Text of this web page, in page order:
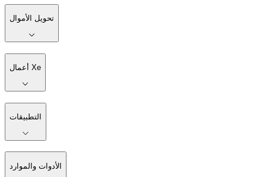
تحويل الأموال
أعمال Xe
التطبيقات
الأدوات والموارد